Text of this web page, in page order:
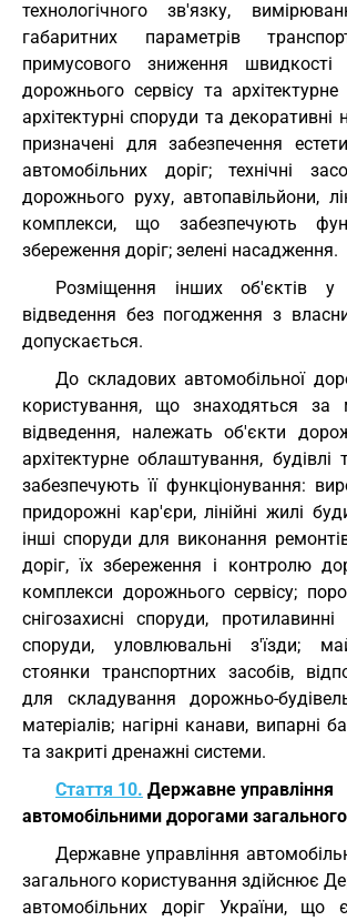
технологічного зв'язку,
габаритних параметрів
примусового зниження швидкості
дорожнього сервісу та
архітектурні споруди та
призначені для забезпечення
автомобільних доріг; технічні
дорожнього руху, автопавільйони,
комплекси, що забезпечують
збереження доріг; зелені насадження.
Розміщення інших об'єктів
відведення без погодження з
допускається.
До складових автомобільної
користування, що знаходяться
відведення, належать об'єкти
архітектурне облаштування,
забезпечують її функціонування:
придорожні кар'єри, лінійні жилі
інші споруди для виконання
доріг, їх збереження і контролю
комплекси дорожнього сервісу;
снігозахисні споруди, протилавинні
споруди, уловлювальні з'їзди;
стоянки транспортних засобів,
для складування дорожньо-
матеріалів; нагірні канави, випарні
та закриті дренажні системи.
Стаття 10. Державне управління
автомобільними дорогами
Державне управління
загального користування здійснює
автомобільних доріг України, що